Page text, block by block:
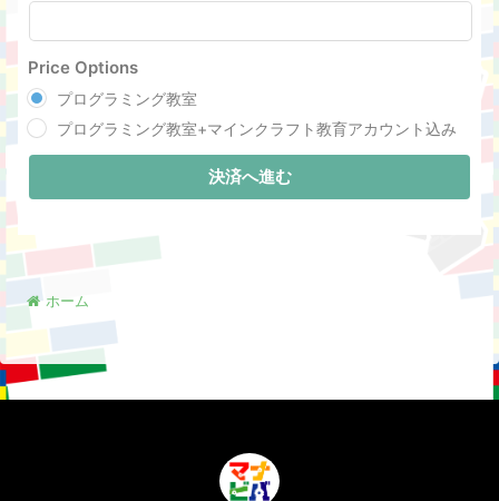
Price Options
プログラミング教室
プログラミング教室+マインクラフト教育アカウント込み
決済へ進む
ホーム